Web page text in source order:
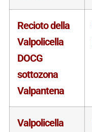
Recioto della
Valpolicella
DOCG
sottozona
Valpantena
Valpolicella